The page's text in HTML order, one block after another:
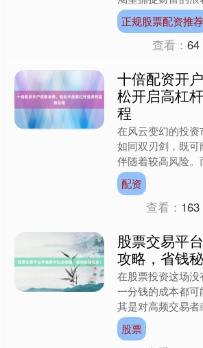
礁与风浪。当市场
安全可靠的证券公
正规股票配资推荐
查看：64
十倍配资开
松开启高杠
程
在风云变幻的投
如同双刃剑，既
伴随着较高风险
杠杆投资的一种形
快速积累财富的投
配资
查看： 163
股票交易平
攻略，省钱
在股票投资这场
一分钱的成本都
其是对高频交易
资者而言，手续费
手”，稍不留神就会
股票